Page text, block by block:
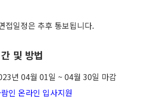
접일정은 추후 통보됩니다.
및 방법
년 04월 01일 ~ 04월 30일 마감
인 온라인 입사지원